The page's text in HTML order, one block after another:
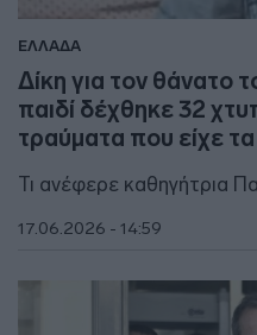
ΕΛΛΑΔΑ
Δίκη για τον θάνατο
παιδί δέχθηκε 32
τραύματα που είχε
Τι ανέφερε καθηγήτρια
17.06.2026 - 14:59